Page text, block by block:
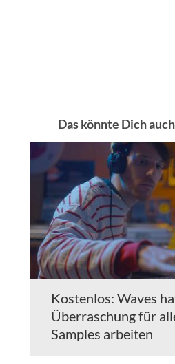
Das könnte Dich
Kostenlos: Waves
Überraschung für
Samples arbeiten